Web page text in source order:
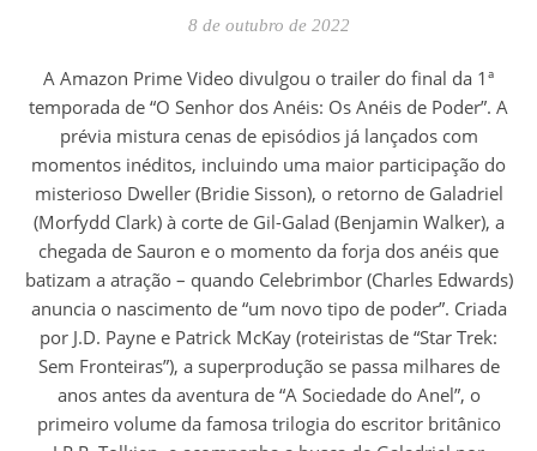
8 de outubro de 2022
A Amazon Prime Video divulgou o trailer do final da 1ª
temporada de “O Senhor dos Anéis: Os Anéis de Poder”. A
prévia mistura cenas de episódios já lançados com
momentos inéditos, incluindo uma maior participação do
misterioso Dweller (Bridie Sisson), o retorno de Galadriel
(Morfydd Clark) à corte de Gil-Galad (Benjamin Walker), a
chegada de Sauron e o momento da forja dos anéis que
batizam a atração – quando Celebrimbor (Charles Edwards)
anuncia o nascimento de “um novo tipo de poder”. Criada
por J.D. Payne e Patrick McKay (roteiristas de “Star Trek:
Sem Fronteiras”), a superprodução se passa milhares de
anos antes da aventura de “A Sociedade do Anel”, o
primeiro volume da famosa trilogia do escritor britânico